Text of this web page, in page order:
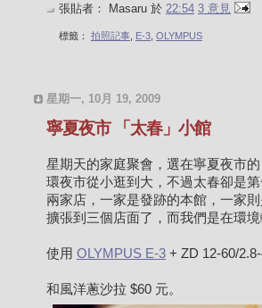
張貼者： Masaru 於 22:54 3 意見
標籤： 拍照記事 E-3 OLYMPUS
星期一, 10月 19, 2009
寧夏夜市 「太春」小館
星期天的家庭聚會，選在寧夏夜市
環夜市從小逛到大，不過太春卻是
兩家店，一家是發跡的本館，一家
擴張到三個店面了，而我們是在環境
使用 OLYMPUS E-3 + ZD 12-60/2.8-
和風洋蔥沙拉 $60 元。